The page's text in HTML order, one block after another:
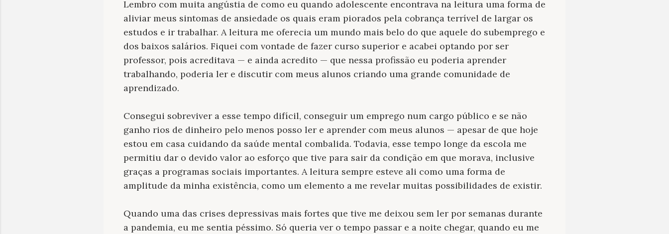
Lembro com muita angústia de como eu quando adolescente encontrava na leitura uma forma de
aliviar meus sintomas de ansiedade os quais eram piorados pela cobrança terrível de largar os
estudos e ir trabalhar. A leitura me oferecia um mundo mais belo do que aquele do subemprego e
dos baixos salários. Fiquei com vontade de fazer curso superior e acabei optando por ser
professor, pois acreditava — e ainda acredito — que nessa profissão eu poderia aprender
trabalhando, poderia ler e discutir com meus alunos criando uma grande comunidade de
aprendizado.
Consegui sobreviver a esse tempo difícil, conseguir um emprego num cargo público e se não
ganho rios de dinheiro pelo menos posso ler e aprender com meus alunos — apesar de que hoje
estou em casa cuidando da saúde mental combalida. Todavia, esse tempo longe da escola me
permitiu dar o devido valor ao esforço que tive para sair da condição em que morava, inclusive
graças a programas sociais importantes. A leitura sempre esteve ali como uma forma de
amplitude da minha existência, como um elemento a me revelar muitas possibilidades de existir.
Quando uma das crises depressivas mais fortes que tive me deixou sem ler por semanas durante
a pandemia, eu me sentia péssimo. Só queria ver o tempo passar e a noite chegar, quando eu me